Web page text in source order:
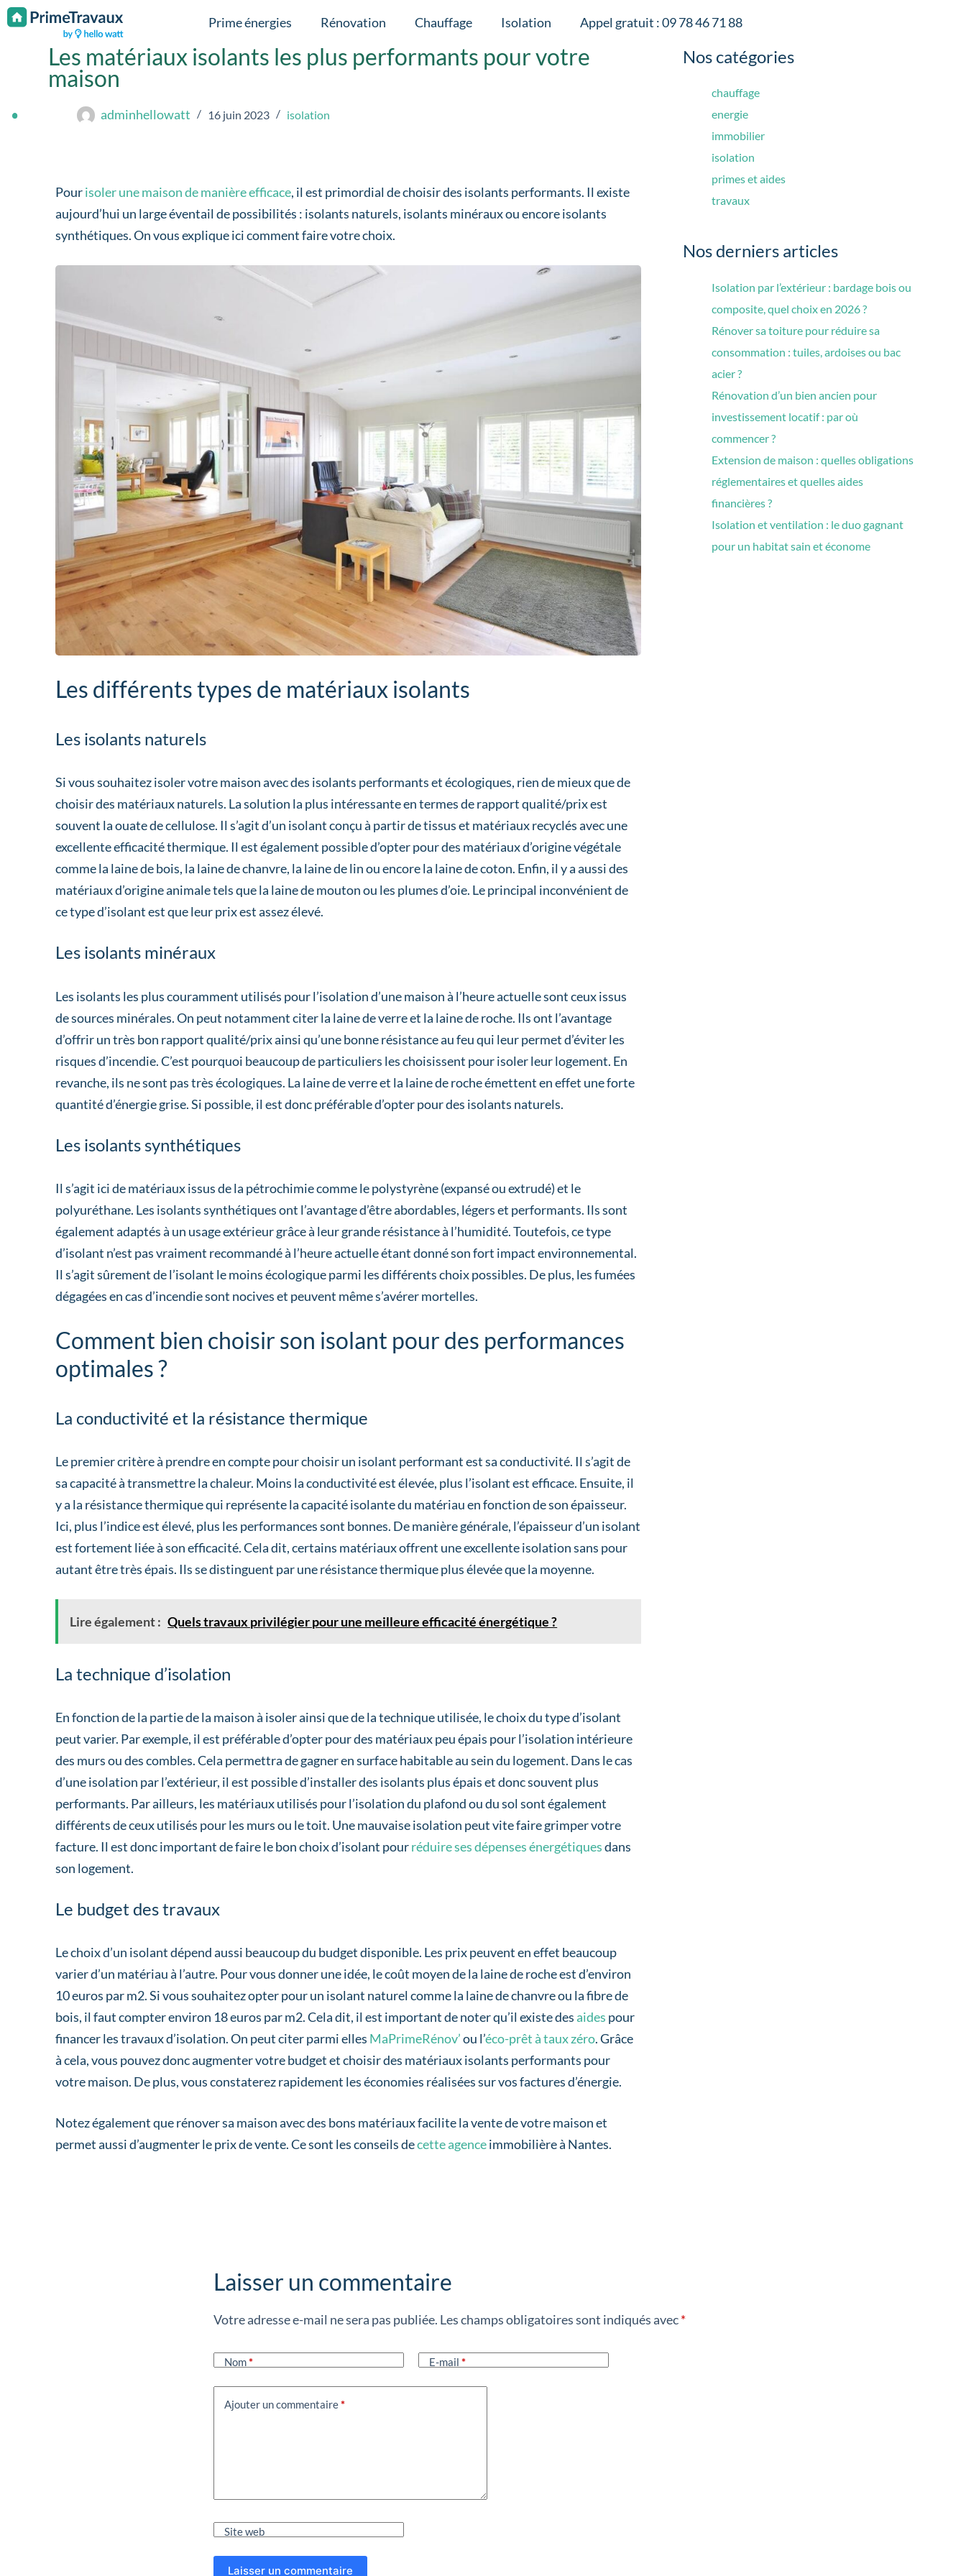
Passer au contenu Prime énergies Rénovation Chauffage Isolation Appel gratuit : 09 78 46 71 88
Les matériaux isolants les plus performants pour votre
maison
adminhellowatt 16 juin 2023 isolation
Pourisoler une maison de manière efficace, il est primordial de choisir des isolants performants. Il existe
aujourd’hui un large éventail de possibilités : isolants naturels, isolants minéraux ou encore isolants
synthétiques. On vous explique ici comment faire votre choix.
Les différents types de matériaux isolants
Les isolants naturels
Si vous souhaitez isoler votre maison avec des isolants performants et écologiques, rien de mieux que de
choisir des matériaux naturels. La solution la plus intéressante en termes de rapport qualité/prix est
souvent la ouate de cellulose. Il s’agit d’un isolant conçu à partir de tissus et matériaux recyclés avec une
excellente efficacité thermique. Il est également possible d’opter pour des matériaux d’origine végétale
comme la laine de bois, la laine de chanvre, la laine de lin ou encore la laine de coton. Enfin, il y a aussi des
matériaux d’origine animale tels que la laine de mouton ou les plumes d’oie. Le principal inconvénient de
ce type d’isolant est que leur prix est assez élevé.
Les isolants minéraux
Les isolants les plus couramment utilisés pour l’isolation d’une maison à l’heure actuelle sont ceux issus
de sources minérales. On peut notamment citer la laine de verre et la laine de roche. Ils ont l’avantage
d’offrir un très bon rapport qualité/prix ainsi qu’une bonne résistance au feu qui leur permet d’éviter les
risques d’incendie. C’est pourquoi beaucoup de particuliers les choisissent pour isoler leur logement. En
revanche, ils ne sont pas très écologiques. La laine de verre et la laine de roche émettent en effet une forte
quantité d’énergie grise. Si possible, il est donc préférable d’opter pour des isolants naturels.
Les isolants synthétiques
Il s’agit ici de matériaux issus de la pétrochimie comme le polystyrène (expansé ou extrudé) et le
polyuréthane. Les isolants synthétiques ont l’avantage d’être abordables, légers et performants. Ils sont
également adaptés à un usage extérieur grâce à leur grande résistance à l’humidité. Toutefois, ce type
d’isolant n’est pas vraiment recommandé à l’heure actuelle étant donné son fort impact environnemental.
Il s’agit sûrement de l’isolant le moins écologique parmi les différents choix possibles. De plus, les fumées
dégagées en cas d’incendie sont nocives et peuvent même s’avérer mortelles.
Comment bien choisir son isolant pour des performances
optimales ?
La conductivité et la résistance thermique
Le premier critère à prendre en compte pour choisir un isolant performant est sa conductivité. Il s’agit de
sa capacité à transmettre la chaleur. Moins la conductivité est élevée, plus l’isolant est efficace. Ensuite, il
y a la résistance thermique qui représente la capacité isolante du matériau en fonction de son épaisseur.
Ici, plus l’indice est élevé, plus les performances sont bonnes. De manière générale, l’épaisseur d’un isolant
est fortement liée à son efficacité. Cela dit, certains matériaux offrent une excellente isolation sans pour
autant être très épais. Ils se distinguent par une résistance thermique plus élevée que la moyenne.
Lire également : Quels travaux privilégier pour une meilleure efficacité énergétique ?
La technique d’isolation
En fonction de la partie de la maison à isoler ainsi que de la technique utilisée, le choix du type d’isolant
peut varier. Par exemple, il est préférable d’opter pour des matériaux peu épais pour l’isolation intérieure
des murs ou des combles. Cela permettra de gagner en surface habitable au sein du logement. Dans le cas
d’une isolation par l’extérieur, il est possible d’installer des isolants plus épais et donc souvent plus
performants. Par ailleurs, les matériaux utilisés pour l’isolation du plafond ou du sol sont également
différents de ceux utilisés pour les murs ou le toit. Une mauvaise isolation peut vite faire grimper votre
facture. Il est donc important de faire le bon choix d’isolant pourréduire ses dépenses énergétiquesdans
son logement.
Le budget des travaux
Le choix d’un isolant dépend aussi beaucoup du budget disponible. Les prix peuvent en effet beaucoup
varier d’un matériau à l’autre. Pour vous donner une idée, le coût moyen de la laine de roche est d’environ
10 euros par m2. Si vous souhaitez opter pour un isolant naturel comme la laine de chanvre ou la fibre de
bois, il faut compter environ 18 euros par m2. Cela dit, il est important de noter qu’il existe desaides pour
financer les travaux d’isolation. On peut citer parmi elles MaPrimeRénov’ou l’éco-prêt à taux zéro. Grâce
à cela, vous pouvez donc augmenter votre budget et choisir des matériaux isolants performants pour
votre maison. De plus, vous constaterez rapidement les économies réalisées sur vos factures d’énergie.
Notez également que rénover sa maison avec des bons matériaux facilite la vente de votre maison et
permet aussi d’augmenter le prix de vente. Ce sont les conseils decette agenceimmobilière à Nantes.
Nos catégories
chauffage
energie
immobilier
isolation
primes et aides
travaux
Nos derniers articles
Isolation par l’extérieur : bardage bois ou
composite, quel choix en 2026 ?
Rénover sa toiture pour réduire sa
consommation : tuiles, ardoises ou bac
acier ?
Rénovation d’un bien ancien pour
investissement locatif : par où
commencer ?
Extension de maison : quelles obligations
réglementaires et quelles aides
financières ?
Isolation et ventilation : le duo gagnant
pour un habitat sain et économe
Laisser un commentaire
Votre adresse e-mail ne sera pas publiée. Les champs obligatoires sont indiqués avec*
Nom* E-mail *
Ajouter un commentaire*
Site web
Laisser un commentaire